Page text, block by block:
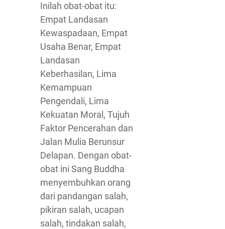
Inilah obat-obat itu:
Empat Landasan
Kewaspadaan, Empat
Usaha Benar, Empat
Landasan
Keberhasilan, Lima
Kemampuan
Pengendali, Lima
Kekuatan Moral, Tujuh
Faktor Pencerahan dan
Jalan Mulia Berunsur
Delapan. Dengan obat-
obat ini Sang Buddha
menyembuhkan orang
dari pandangan salah,
pikiran salah, ucapan
salah, tindakan salah,